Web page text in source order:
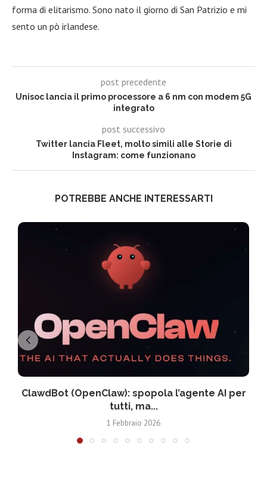
forma di elitarismo. Sono nato il giorno di San Patrizio e mi
sento un pò irlandese.
post precedente
Unisoc lancia il primo processore a 6 nm con modem 5G
integrato
post successivo
Twitter lancia Fleet, molto simili alle Storie di
Instagram: come funzionano
POTREBBE ANCHE INTERESSARTI
ClawdBot (OpenClaw): spopola l’agente AI per
tutti, ma...
1 Febbraio 2026